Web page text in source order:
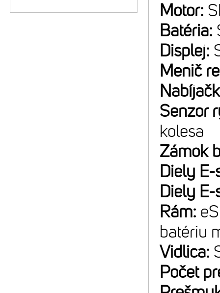
Motor:
Batéria:
Displej:
Menič
Senzor
kolesa
Zámok
Diely
Diely
Rám:
batériu
Vidlica:
Počet